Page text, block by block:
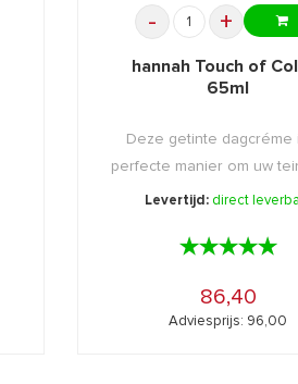
- +
hannah Touch of
65ml
Deze getinte dagcréme
perfecte manier om uw
Levertijd: direct
★★★★★
★★★★★
86,40
Adviesprijs: 96,00